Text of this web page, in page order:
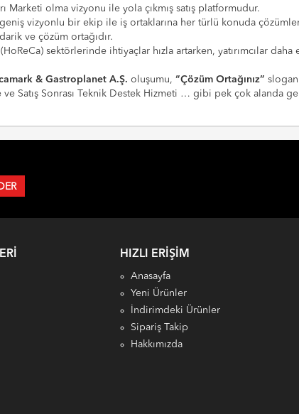
Marketi olma vizyonu ile yola çıkmış satış platformudur.
vizyonlu bir ekip ile iş ortaklarına her türlü konuda
ve çözüm ortağıdır.
sektörlerinde ihtiyaçlar hızla artarken, yatırımcılar
& Gastroplanet A.Ş. oluşumu, “Çözüm Ortağınız”
Satış Sonrası Teknik Destek Hizmeti … gibi pek çok alanda
HIZLI ERIŞIM
Anasayfa
Yeni Ürünler
İndirimdeki Ürünler
Sipariş Takip
Hakkımızda